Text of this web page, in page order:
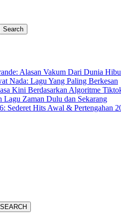
Search
Alasan Vakum Dari Dunia
Nada: Lagu Yang Paling Berkesan
Kini Berdasarkan Algoritme
Lagu Zaman Dulu dan Sekarang
Sederet Hits Awal & Pertengahan